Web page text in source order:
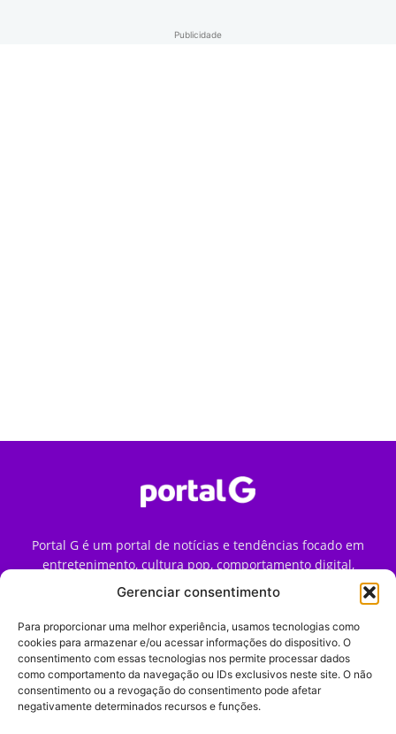
Gerenciar consentimento
Para proporcionar uma melhor experiência, usamos tecnologias como
cookies para armazenar e/ou acessar informações do dispositivo. O
consentimento com essas tecnologias nos permite processar dados
como comportamento da navegação ou IDs exclusivos neste site. O não
consentimento ou a revogação do consentimento pode afetar
negativamente determinados recursos e funções.
Publicidade
Portal G é um portal de notícias e tendências focado em
entretenimento, cultura pop, comportamento digital,
streaming, games e iniciativas de marca que impactam a
forma como o público vive e consome internet no Brasil.
Contato:contato@portalg.com.br